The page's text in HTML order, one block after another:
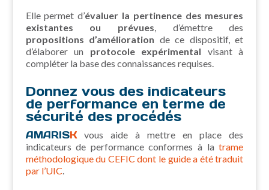
Elle permet d’évaluer la pertinence des mesures
existantes ou prévues, d’émettre des
propositions d’amélioration de ce dispositif, et
d’élaborer un protocole expérimental visant à
compléter la base des connaissances requises.
Donnez vous des indicateurs
de performance en terme de
sécurité des procédés
AMARISKvous aide à mettre en place des
indicateurs de performance conformes à latrame
méthodologique du CEFIC dont le guide a été traduit
par l’UIC.